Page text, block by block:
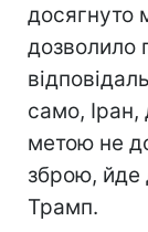
досягнуто
дозволило
само, Іран,
метою не
зброю, йде
Трамп.